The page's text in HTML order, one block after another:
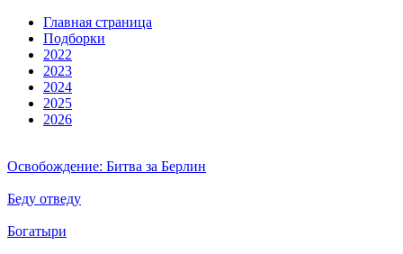
Глав­ная стра­ни­ца
Подборки
2022
2023
2024
2025
2026
Освобождение: Битва за Берлин
Беду отведу
Богатыри